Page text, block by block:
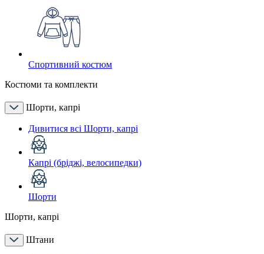
Спортивний костюм
Костюми та комплекти
Шорти, капрі
Дивитися всі Шорти, капрі
Капрі (бріджі, велосипедки)
Шорти
Шорти, капрі
Штани